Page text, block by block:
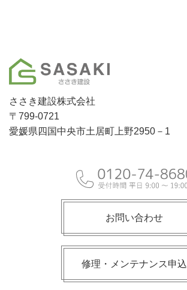
ささき建設株式会社
〒799-0721
愛媛県四国中央市土居町上野2950－1
お問い合わせ
修理・メンテナンス申込